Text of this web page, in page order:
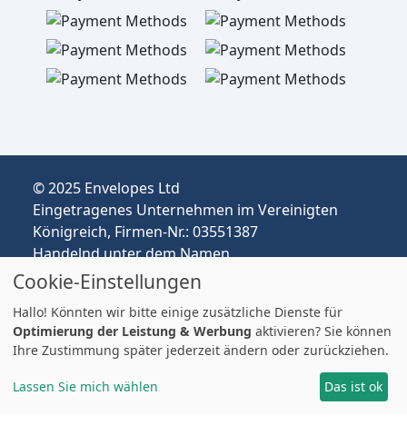
© 2025 Envelopes Ltd
Eingetragenes Unternehmen im Vereinigten
Königreich, Firmen-Nr.: 03551387
Handelnd unter dem Namen
envelopespackaging.de | Versand vom
Vereinigten Königreich nach Deutschland
Preise in EUR | Zölle & MwSt. können anfallen.
Impressum
Cookie-Einstellungen
Hallo! Könnten wir bitte einige zusätzliche Dienste für
Optimierung der Leistung & Werbung aktivieren? Sie können
Ihre Zustimmung später jederzeit ändern oder zurückziehen.
Lassen Sie mich wählen Das ist ok